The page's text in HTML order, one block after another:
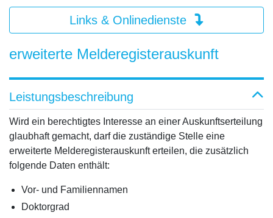
Links & Onlinedienste
erweiterte Melderegisterauskunft
Leistungsbeschreibung
Wird ein berechtigtes Interesse an einer Auskunftserteilung
glaubhaft gemacht, darf die zuständige Stelle eine
erweiterte Melderegisterauskunft erteilen, die zusätzlich
folgende Daten enthält:
Vor- und Familiennamen
Doktorgrad